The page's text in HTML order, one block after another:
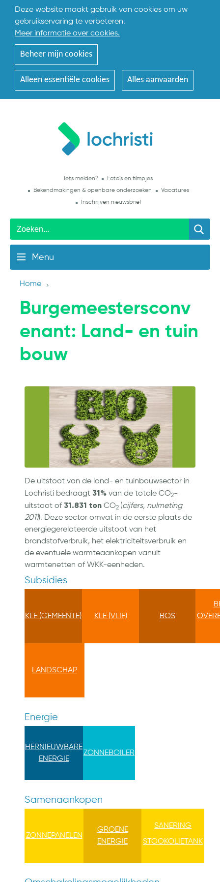
Deze website maakt gebruik van cookies om uw
gebruikservaring te verbeteren.
Meer informatie over cookies.
Beheer mijn cookies
Alleen essentiële cookies Alles aanvaarden
Iets melden?
Foto's en filmpjes
Bekendmakingen & openbare onderzoeken
Vacatures
Inschrijven nieuwsbrief
Menu
Home
Burgemeestersconv
enant: Land- en tuin
bouw
De uitstoot van de land- en tuinbouwsector in
Lochristi bedraagt 31% van de totale CO2-
uitstoot of 31.831 ton CO2 (cijfers, nulmeting
2011). Deze sector omvat in de eerste plaats de
energiegerelateerde uitstoot van het
brandstofverbruik, het elektriciteitsverbruik en
de eventuele warmteaankopen vanuit
warmtenetten of WKK-eenheden.
Subsidies
KLE (GEMEENTE) KLE (VLIF) BOS
LANDSCHAP
Energie
HERNIEUWBARE
ENERGIE
ZONNEBOILER
Samenaankopen
ZONNEPANELEN
GROENE
ENERGIE
SANERING
STOOKOLIETANK